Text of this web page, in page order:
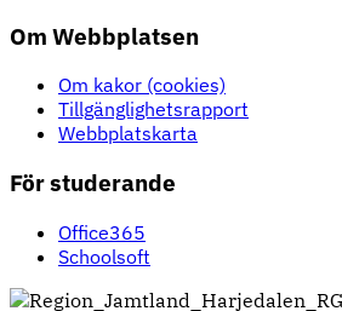
Om Webbplatsen
Om kakor (cookies)
Tillgänglighetsrapport
Webbplatskarta
För studerande
Office365
Schoolsoft